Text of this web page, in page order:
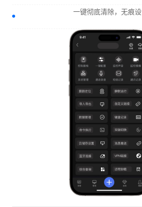
一键彻底清除，无痕设